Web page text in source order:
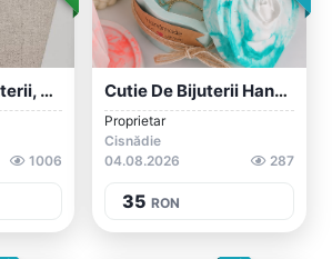
Bust Pentru Bijuterii, Din Material De I...
1006
Cutie De Bijuterii Handmade - Cadou Perf...
Proprietar
Cisnădie
04.08.2026
287
35 RON